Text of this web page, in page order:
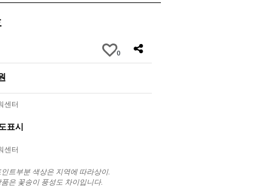
0
센터
표시
센터
트부분 색상은 지역에 따라상이.
은 꽃송이 풍성도 차이입니다.